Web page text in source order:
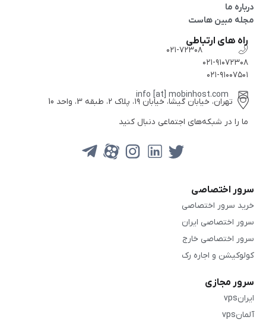
درباره ما
مجله مبین هاست
راه های ارتباطی
۰۲۱-۷۲۳۰۸
۰۲۱-۹۱۰۷۲۳۰۸
۰۲۱-۹۱۰۰۷۵۰۱
info [at] mobinhost.com
تهران، خیابان گیشا، خیابان ۱۹، پلاک 2، طبقه 3، واحد 10
ما را در شبکه‌های اجتماعی دنبال کنید
سرور اختصاصی
خرید سرور اختصاصی
سرور اختصاصی ایران
سرور اختصاصی خارج
کولوکیشن و اجاره رک
سرور مجازی
ایرانvps
آلمانvps